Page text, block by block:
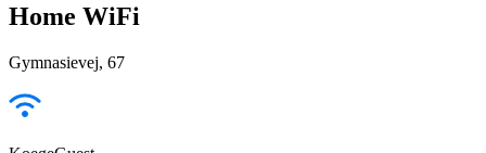
Home WiFi
Gymnasievej, 67